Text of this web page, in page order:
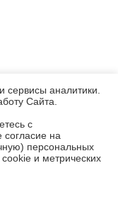
аналитики.
Cайта.
с
согласие на
персональных
и метрических